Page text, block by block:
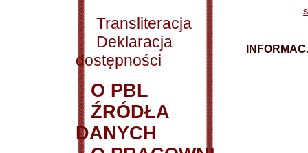
Transliteracja
Deklaracja
dostępności
O PBL
ŹRÓDŁA
DANYCH
|